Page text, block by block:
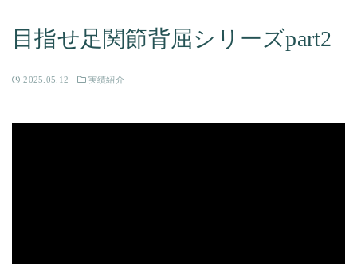
目指せ足関節背屈シリーズpart2
2025.05.12 実績紹介